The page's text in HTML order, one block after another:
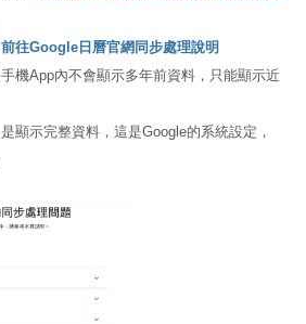
前往Google日曆官網同步處理說明
機App內不會顯示多年前資料，只能顯示近
顯示完整資料，這是Google的系統設定，